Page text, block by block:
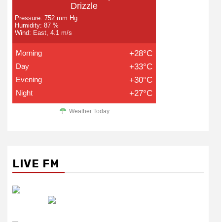
Drizzle
Pressure: 752 mm Hg
Humidity: 87 %
Wind: East, 4.1 m/s
Morning +28°C
Day +33°C
Evening +30°C
Night +27°C
Weather Today
LIVE FM